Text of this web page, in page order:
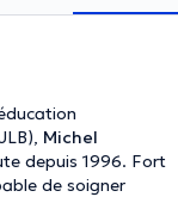
Michel
depuis 1996. Fort
de soigner